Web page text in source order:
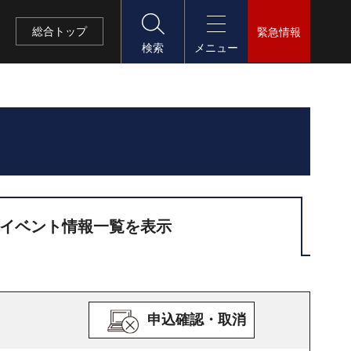
総合 トップ
検索
メニュー
緊急情報
ベント情報一覧を表示
申込確認・取消